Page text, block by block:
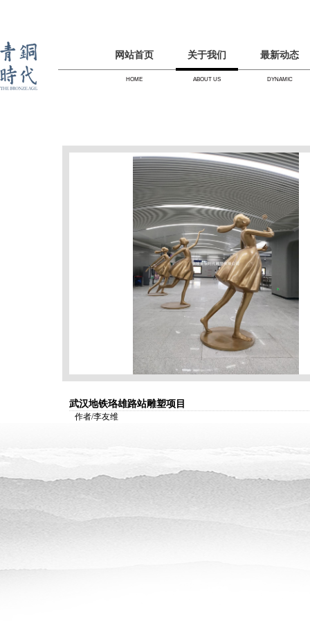
网站首页
HOME
关于我们
ABOUT US
最新动态
DYNAMIC
武汉地铁珞雄路站雕塑项目
作者/李友维